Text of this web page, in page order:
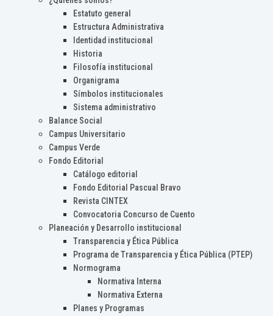
Estatuto general
Estructura Administrativa
Identidad institucional
Historia
Filosofía institucional
Organigrama
Símbolos institucionales
Sistema administrativo
Balance Social
Campus Universitario
Campus Verde
Fondo Editorial
Catálogo editorial
Fondo Editorial Pascual Bravo
Revista CINTEX
Convocatoria Concurso de Cuento
Planeación y Desarrollo institucional
Transparencia y Ética Pública
Programa de Transparencia y Ética Pública (PTEP)
Normograma
Normativa Interna
Normativa Externa
Planes y Programas